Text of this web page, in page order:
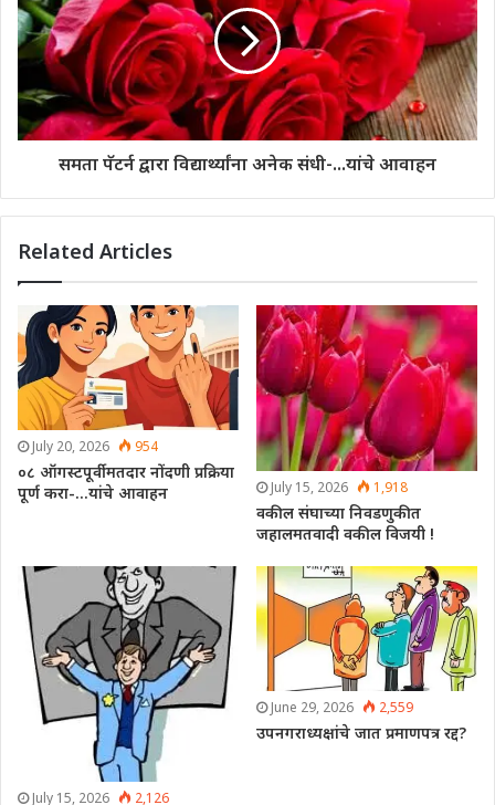
समता पॅटर्न द्वारा विद्यार्थ्यांना अनेक संधी-...यांचे आवाहन
Related Articles
July 20, 2026 954
०८ ऑगस्टपूर्वी मतदार नोंदणी प्रक्रिया
पूर्ण करा-…यांचे आवाहन
July 15, 2026 1,918
वकील संघाच्या निवडणुकीत
जहालमतवादी वकील विजयी !
July 15, 2026 2,126
June 29, 2026 2,559
उपनगराध्यक्षांचे जात प्रमाणपत्र रद्द?